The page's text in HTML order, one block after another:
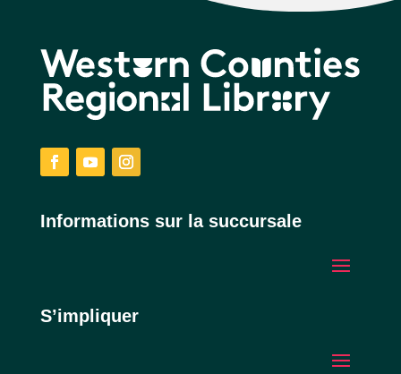
Informations sur la succursale
S’impliquer